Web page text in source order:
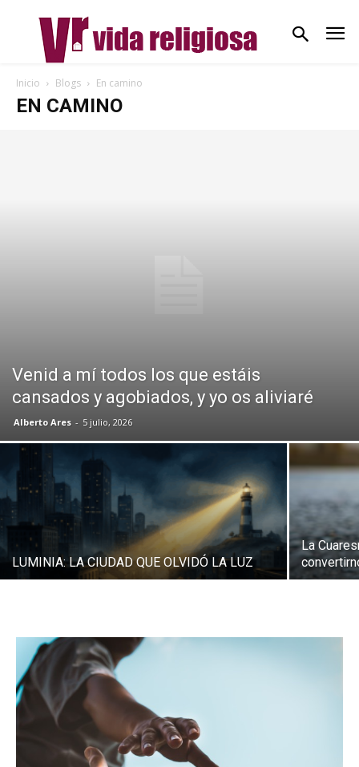
Inicio Blogs En camino
EN CAMINO
Venid a mí todos los que estáis
cansados y agobiados, y yo os aliviaré
Alberto Ares - 5 julio, 2026
LUMINIA: LA CIUDAD QUE OLVIDÓ LA LUZ
La